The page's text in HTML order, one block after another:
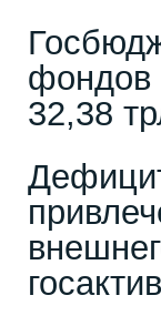
фондов
32,38